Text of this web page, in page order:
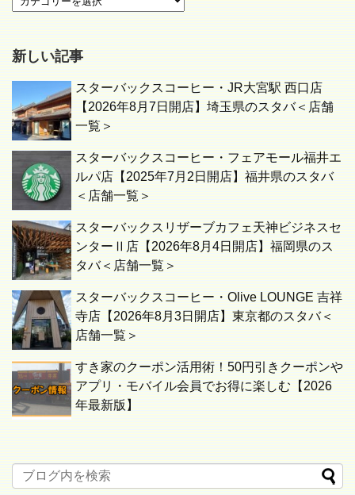
新しい記事
スターバックスコーヒー・JR大宮駅 西口店
【2026年8月7日開店】埼玉県のスタバ＜店舗
一覧＞
スターバックスコーヒー・フェアモール福井エ
ルパ店【2025年7月2日開店】福井県のスタバ
＜店舗一覧＞
スターバックスリザーブカフェ天神ビジネスセ
ンターⅡ店【2026年8月4日開店】福岡県のス
タバ＜店舗一覧＞
スターバックスコーヒー・Olive LOUNGE 吉祥
寺店【2026年8月3日開店】東京都のスタバ＜
店舗一覧＞
すき家のクーポン活用術！50円引きクーポンや
アプリ・モバイル会員でお得に楽しむ【2026
年最新版】